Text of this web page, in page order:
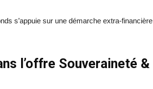
s’appuie sur une démarche extra-financière
l’offre Souveraineté &